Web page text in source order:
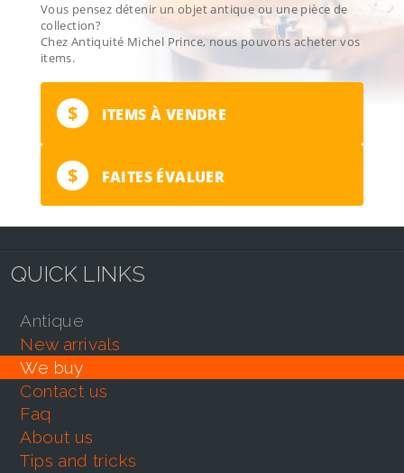
Vous pensez détenir un objet antique ou une pièce de
collection?
Chez Antiquité Michel Prince, nous pouvons acheter vos
items.
$ ITEMS À VENDRE
$ FAITES ÉVALUER
QUICK LINKS
antique
new arrivals
we buy
contact us
faq
about us
tips and tricks